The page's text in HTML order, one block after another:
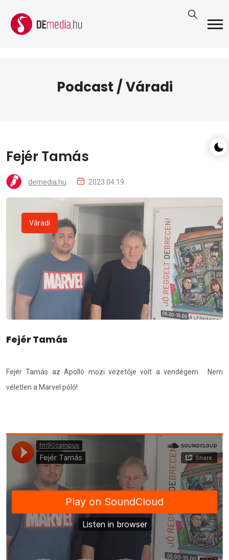
Podcast / Váradi
Fejér Tamás
demedia.hu 2023.04.19.
Váradi
Fejér Tamás
Fejér Tamás az Apolló mozi vezetője volt a vendégem. Nem
véletlen a Marvel póló!